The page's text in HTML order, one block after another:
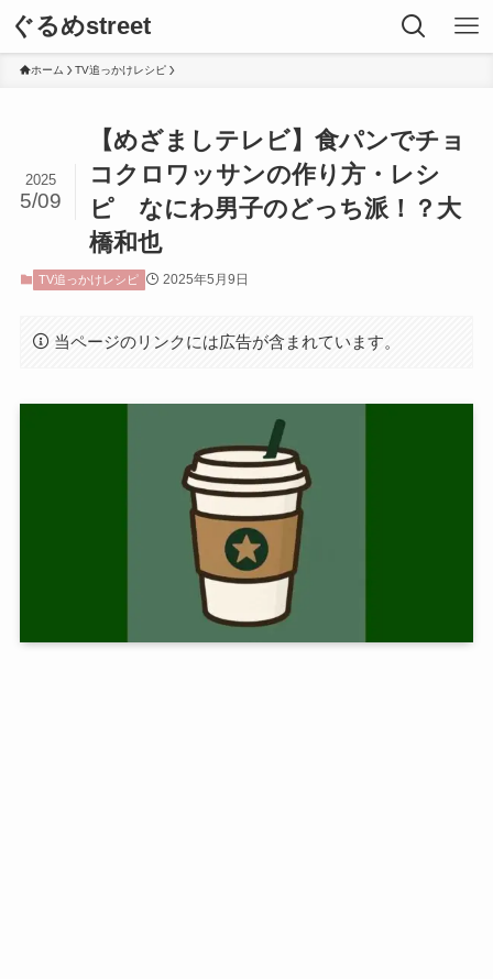
ぐるめstreet
ホーム TV追っかけレシピ
【めざましテレビ】食パンでチョ
コクロワッサンの作り方・レシ
ピ なにわ男子のどっち派！？大
橋和也
2025
5/09
TV追っかけレシピ 2025年5月9日
当ページのリンクには広告が含まれています。